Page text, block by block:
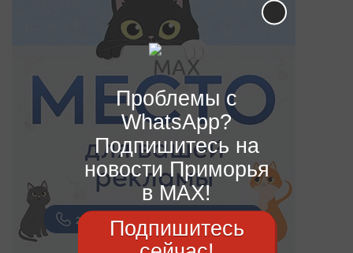
Проблемы с
WhatsApp?
Подпишитесь на
новости Приморья
в MAX!
Подпишитесь